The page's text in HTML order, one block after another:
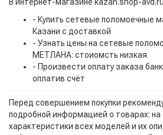
В интернет-магазине kazan.shop-
- Купить сетевые поломоечные
Казани с доставкой
- Узнать цены на сетевые
МЕТЛАНА: стоиомсть низкая
- Произвести оплату заказа
оплатив счёт
Перед совершением покупки
подробной информацией о товарах: на
характеристики всех моделей и их